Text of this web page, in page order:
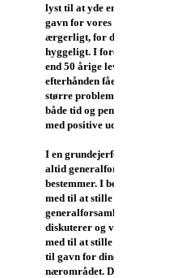
lyst til at yde en indsats til
gavn for vores område. Det er
ærgerligt, for det er ganske
hyggeligt. I foreningens mere
end 50 årige levetid har vi
efterhånden fået klaret alle
større problemer, så der er
både tid og penge til at arbejde
med positive udfordringer.
I en grundejerforening er det
altid generalforsamlingen der
bestemmer. I bestyrelsen er du
med til at stille forslag som
generalforsamlingen så
diskuterer og vedtager. Du er
med til at stille forslag som er
til gavn for dine naboer og
nærområdet. Det giver en stor